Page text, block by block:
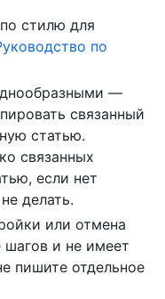
стилю для
по
—
связанный
статью.
связанных
если нет
делать.
или отмена
шагов и не имеет
пишите отдельное